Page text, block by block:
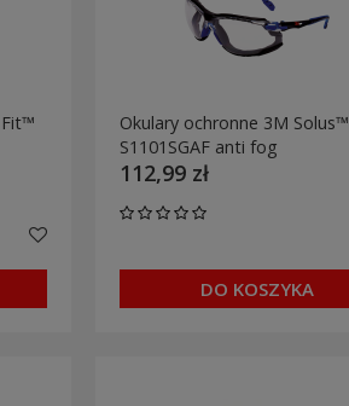
Okulary ochronne 3M Solus™
S1101SGAF anti fog
112,99 zł
DO KOSZYKA